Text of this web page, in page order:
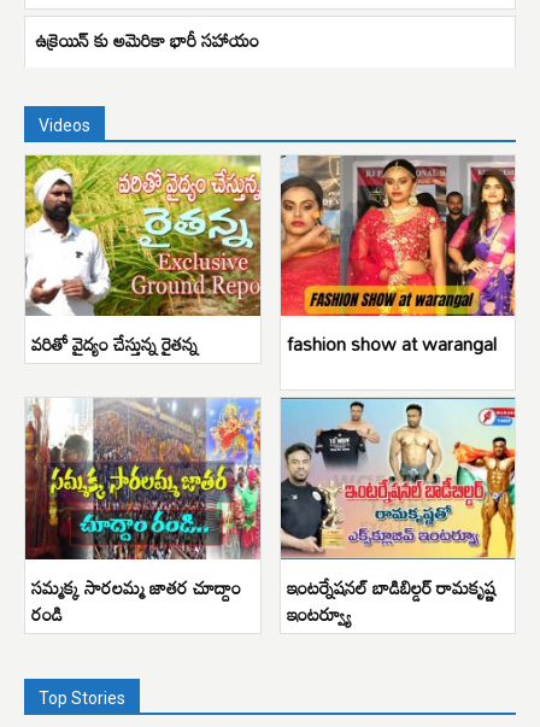
ఉక్రెయిన్ కు అమెరికా భారీ సహాయం
Videos
వరితో వైద్యం చేస్తున్న రైతన్న fashion show at warangal
సమ్మక్క సారలమ్మ జాతర చూద్దాం
రండి
ఇంటర్నేషనల్ బాడిబిల్డర్ రామకృష్ణ
ఇంటర్వ్యూ
Top Stories